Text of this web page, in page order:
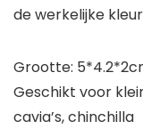
de werkelijke
Grootte:
Geschikt voor
cavia’s, chinchilla